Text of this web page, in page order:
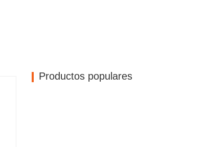
Productos populares